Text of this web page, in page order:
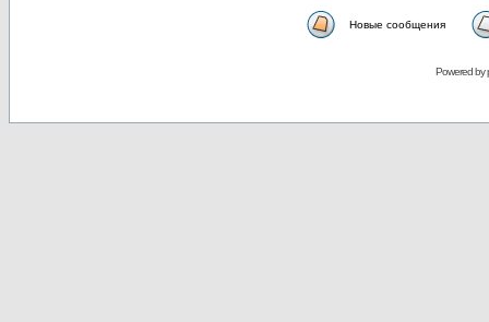
Новые сообщения
Powered by